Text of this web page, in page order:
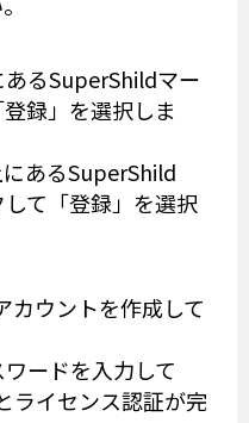
るSuperShildマー
録」を選択しま
カウントを作成して
ードを入力して
ライセンス認証が完